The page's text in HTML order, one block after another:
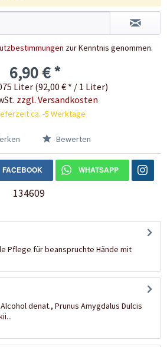
zur Kenntnis genommen.
6,90 € *
Liter (92,00 € * / 1 Liter)
zzgl. Versandkosten
ca. -5 Werktage
Bewerten
FACEBOOK WHATSAPP
134609
Pflege für beanspruchte Hände mit
denat., Prunus Amygdalus Dulcis